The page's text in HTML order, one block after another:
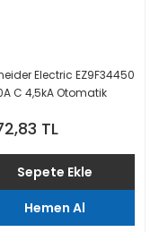
Electric EZ9F34450
C 4,5kA Otomatik
TL
Sepete Ekle
Hemen Al